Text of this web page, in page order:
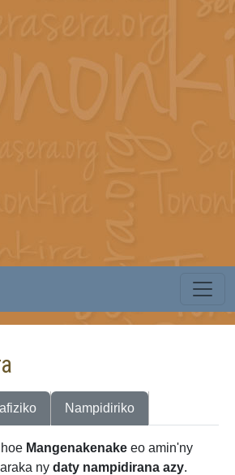
Nampidiriko
Mangenakenake eo amin'ny
ny daty nampidirana azy.